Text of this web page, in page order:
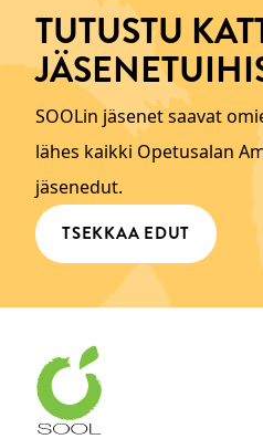
TUTUSTU
SOOLin jäsenet saavat
lähes kaikki Opetusalan
jäsenedut.
TSEKKAA EDUT